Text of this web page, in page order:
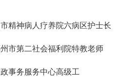
神病人疗养院六病区护士长
第二社会福利院特教老师
务服务中心高级工